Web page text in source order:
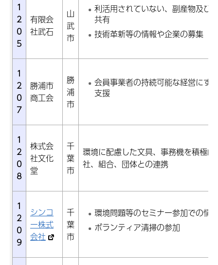
1
2
0
5
有限会
社武石
山
武
市
利活用されていない、副産物及び
共有
技術革新等の情報や企業の募集
1
2
0
7
勝浦市
商工会
勝
浦
市
会員事業者の持続可能な経営にす
支援
1
2
0
8
株式会
社文化
堂
千
葉
市
環境に配慮した文具、事務機を積極
社、組合、団体との連携
1
2
0
9
シンコ
ー株式
会社
千
葉
市
環境問題等のセミナー参加での情
ボランティア清掃の参加